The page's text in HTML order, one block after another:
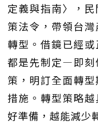
定義與指南〉，
策法令，帶領台
轉型。借鏡已經
都是先制定—即刻
策，明訂全面轉
措施。轉型策略
好準備，越能減少